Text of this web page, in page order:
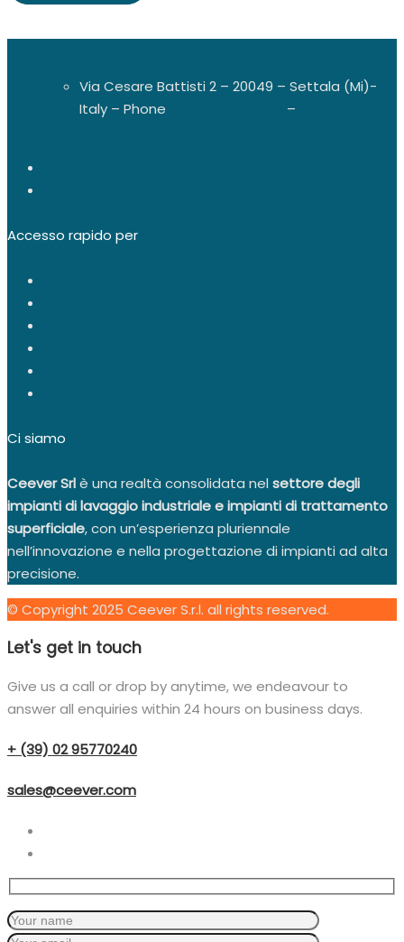
Via Cesare Battisti 2 – 20049 – Settala (Mi)-
Italy – Phone
–
Accesso rapido per
Ci siamo
Ceever Srlè una realtà consolidata nelsettore degli
impianti di lavaggio industriale e impianti di trattamento
superficiale, con un’esperienza pluriennale
nell’innovazione e nella progettazione di impianti ad alta
precisione.
© Copyright 2025 Ceever S.r.l. all rights reserved.
Let's get in touch
Give us a call or drop by anytime, we endeavour to
answer all enquiries within 24 hours on business days.
+ (39) 02 95770240
sales@ceever.com